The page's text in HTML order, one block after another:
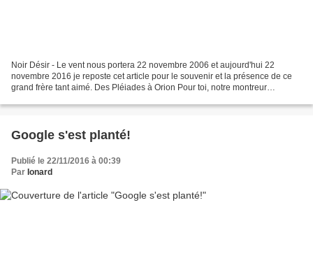
Noir Désir - Le vent nous portera 22 novembre 2006 et aujourd'hui 22
novembre 2016 je reposte cet article pour le souvenir et la présence de ce
grand frère tant aimé. Des Pléiades à Orion Pour toi, notre montreur
Google s'est planté!
Publié le 22/11/2016 à 00:39
Par Ionard